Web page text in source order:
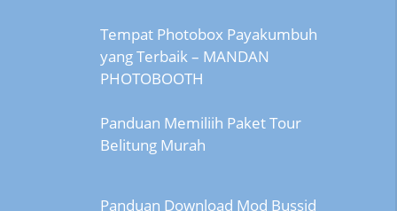
Tempat Photobox Payakumbuh
yang Terbaik – MANDAN
PHOTOBOOTH
Panduan Memiliih Paket Tour
Belitung Murah
Panduan Download Mod Bussid